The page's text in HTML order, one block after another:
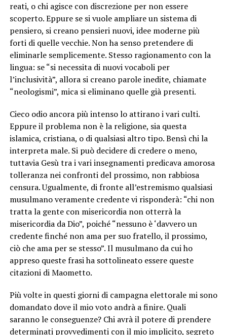
reati, o chi agisce con discrezione per non essere
scoperto. Eppure se si vuole ampliare un sistema di
pensiero, si creano pensieri nuovi, idee moderne più
forti di quelle vecchie. Non ha senso pretendere di
eliminarle semplicemente. Stesso ragionamento con la
lingua: se “si necessita di nuovi vocaboli per
l’inclusività”, allora si creano parole inedite, chiamate
“neologismi”, mica si eliminano quelle già presenti.
Cieco odio ancora più intenso lo attirano i vari culti.
Eppure il problema non è la religione, sia questa
islamica, cristiana, o di qualsiasi altro tipo. Bensì chi la
interpreta male. Si può decidere di credere o meno,
tuttavia Gesù tra i vari insegnamenti predicava amorosa
tolleranza nei confronti del prossimo, non rabbiosa
censura. Ugualmente, di fronte all’estremismo qualsiasi
musulmano veramente credente vi risponderà: “chi non
tratta la gente con misericordia non otterrà la
misericordia da Dio”, poiché “nessuno è ‘davvero un
credente finché non ama per suo fratello, il prossimo,
ciò che ama per se stesso”. Il musulmano da cui ho
appreso queste frasi ha sottolineato essere queste
citazioni di Maometto.
Più volte in questi giorni di campagna elettorale mi sono
domandato dove il mio voto andrà a finire. Quali
saranno le conseguenze? Chi avrà il potere di prendere
determinati provvedimenti con il mio implicito, segreto